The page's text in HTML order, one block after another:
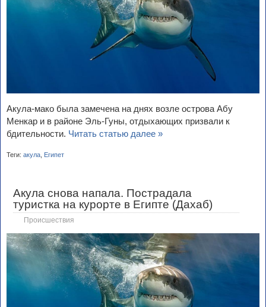
Акула-мако была замечена на днях возле острова Абу
Менкар и в районе Эль-Гуны, отдыхающих призвали к
бдительности. Читать статью далее »
Теги: акула Египет
Акула снова напала. Пострадала
туристка на курорте в Египте (Дахаб)
Происшествия